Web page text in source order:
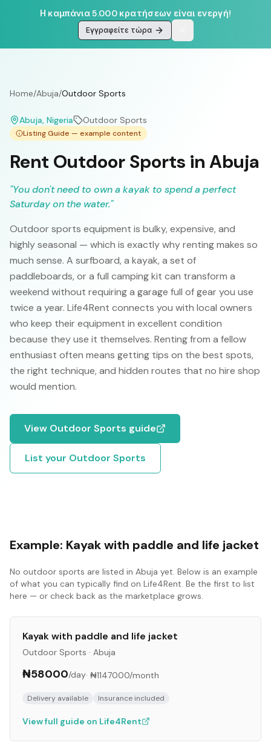
Η καμπάνια 5.000 κρατήσεων είναι ενεργή!
Εγγραφείτε τώρα
Home/Abuja/Outdoor Sports
Abuja, Nigeria Outdoor Sports
Listing Guide — example content
Rent Outdoor Sports in Abuja
"You don't need to own a kayak to spend a perfect
Saturday on the water."
Outdoor sports equipment is bulky, expensive, and
highly seasonal — which is exactly why renting makes so
much sense. A surfboard, a kayak, a set of
paddleboards, or a full camping kit can transform a
weekend without requiring a garage full of gear you use
twice a year. Life4Rent connects you with local owners
who keep their equipment in excellent condition
because they use it themselves. Renting from a fellow
enthusiast often means getting tips on the best spots,
the right technique, and hidden routes that no hire shop
would mention.
View Outdoor Sports guide
List your Outdoor Sports
Example: Kayak with paddle and life jacket
No outdoor sports are listed in Abuja yet. Below is an example
of what you can typically find on Life4Rent. Be the first to list
here — or check back as the marketplace grows.
Kayak with paddle and life jacket
Outdoor Sports · Abuja
₦58000/day· ₦1147000/month
Delivery available Insurance included
View full guide on Life4Rent